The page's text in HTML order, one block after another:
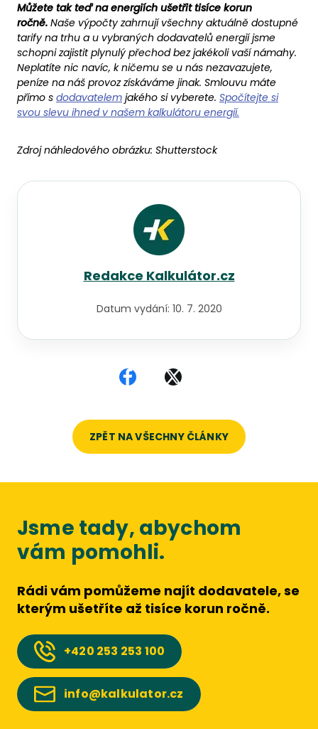
Můžete tak teď na energiích ušetřit tisíce korun
ročně. Naše výpočty zahrnují všechny aktuálně dostupné
tarify na trhu a u vybraných dodavatelů energií jsme
schopni zajistit plynulý přechod bez jakékoli vaší námahy.
Neplatíte nic navíc, k ničemu se u nás nezavazujete,
peníze na náš provoz získáváme jinak. Smlouvu máte
přímo s dodavatelem jakého si vyberete. Spočítejte si
svou slevu ihned v našem kalkulátoru energií.
Zdroj náhledového obrázku: Shutterstock
Redakce Kalkulátor.cz
Datum vydání: 10. 7. 2020
Sdílet na Facebooku
Sdílet na X
ZPĚT NA VŠECHNY ČLÁNKY
Jsme tady, abychom
vám pomohli.
Rádi vám pomůžeme najít dodavatele, se
kterým ušetříte až tisíce korun ročně.
+420 253 253 100
info@kalkulator.cz